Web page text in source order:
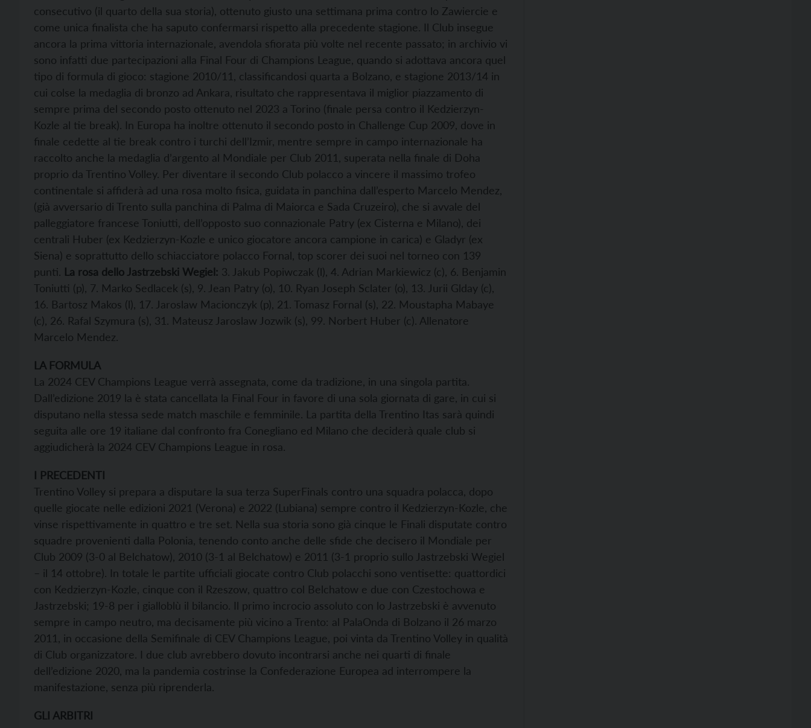
consecutivo (il quarto della sua storia), ottenuto giusto una settimana prima contro lo Zawiercie e
come unica finalista che ha saputo confermarsi rispetto alla precedente stagione. Il Club insegue
ancora la prima vittoria internazionale, avendola sfiorata più volte nel recente passato; in archivio vi
sono infatti due partecipazioni alla Final Four di Champions League, quando si adottava ancora quel
tipo di formula di gioco: stagione 2010/11, classificandosi quarta a Bolzano, e stagione 2013/14 in
cui colse la medaglia di bronzo ad Ankara, risultato che rappresentava il miglior piazzamento di
sempre prima del secondo posto ottenuto nel 2023 a Torino (finale persa contro il Kedzierzyn-
Kozle al tie break). In Europa ha inoltre ottenuto il secondo posto in Challenge Cup 2009, dove in
finale cedette al tie break contro i turchi dell’Izmir, mentre sempre in campo internazionale ha
raccolto anche la medaglia d’argento al Mondiale per Club 2011, superata nella finale di Doha
proprio da Trentino Volley. Per diventare il secondo Club polacco a vincere il massimo trofeo
continentale si affiderà ad una rosa molto fisica, guidata in panchina dall’esperto Marcelo Mendez,
(già avversario di Trento sulla panchina di Palma di Maiorca e Sada Cruzeiro), che si avvale del
palleggiatore francese Toniutti, dell’opposto suo connazionale Patry (ex Cisterna e Milano), dei
centrali Huber (ex Kedzierzyn-Kozle e unico giocatore ancora campione in carica) e Gladyr (ex
Siena) e soprattutto dello schiacciatore polacco Fornal, top scorer dei suoi nel torneo con 139
punti. La rosa dello Jastrzebski Wegiel: 3. Jakub Popiwczak (l), 4. Adrian Markiewicz (c), 6. Benjamin
Toniutti (p), 7. Marko Sedlacek (s), 9. Jean Patry (o), 10. Ryan Joseph Sclater (o), 13. Jurii Glday (c),
16. Bartosz Makos (l), 17. Jaroslaw Macionczyk (p), 21. Tomasz Fornal (s), 22. Moustapha Mabaye
(c), 26. Rafal Szymura (s), 31. Mateusz Jaroslaw Jozwik (s), 99. Norbert Huber (c). Allenatore
Marcelo Mendez.
LA FORMULA
La 2024 CEV Champions League verrà assegnata, come da tradizione, in una singola partita.
Dall’edizione 2019 la è stata cancellata la Final Four in favore di una sola giornata di gare, in cui si
disputano nella stessa sede match maschile e femminile. La partita della Trentino Itas sarà quindi
seguita alle ore 19 italiane dal confronto fra Conegliano ed Milano che deciderà quale club si
aggiudicherà la 2024 CEV Champions League in rosa.
I PRECEDENTI
Trentino Volley si prepara a disputare la sua terza SuperFinals contro una squadra polacca, dopo
quelle giocate nelle edizioni 2021 (Verona) e 2022 (Lubiana) sempre contro il Kedzierzyn-Kozle, che
vinse rispettivamente in quattro e tre set. Nella sua storia sono già cinque le Finali disputate contro
squadre provenienti dalla Polonia, tenendo conto anche delle sfide che decisero il Mondiale per
Club 2009 (3-0 al Belchatow), 2010 (3-1 al Belchatow) e 2011 (3-1 proprio sullo Jastrzebski Wegiel
– il 14 ottobre). In totale le partite ufficiali giocate contro Club polacchi sono ventisette: quattordici
con Kedzierzyn-Kozle, cinque con il Rzeszow, quattro col Belchatow e due con Czestochowa e
Jastrzebski; 19-8 per i gialloblù il bilancio. Il primo incrocio assoluto con lo Jastrzebski è avvenuto
sempre in campo neutro, ma decisamente più vicino a Trento: al PalaOnda di Bolzano il 26 marzo
2011, in occasione della Semifinale di CEV Champions League, poi vinta da Trentino Volley in qualità
di Club organizzatore. I due club avrebbero dovuto incontrarsi anche nei quarti di finale
dell’edizione 2020, ma la pandemia costrinse la Confederazione Europea ad interrompere la
manifestazione, senza più riprenderla.
GLI ARBITRI